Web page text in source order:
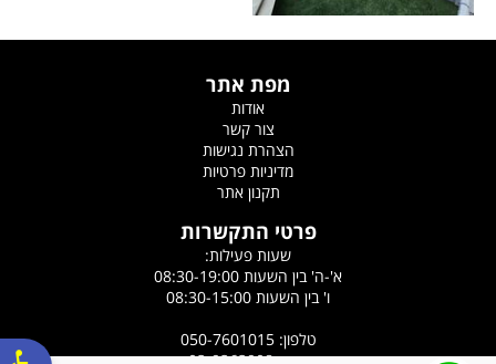
מפת אתר
אודות
צור קשר
הצהרת נגישות
מדיניות פרטיות
תקנון אתר
פרטי התקשרות
שעות פעילות:
א'-ה' בין השעות 08:30-19:00
ו' בין השעות 08:30-15:00
טלפון: 050-7601015